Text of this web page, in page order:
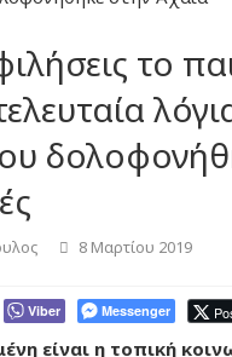
το
8 Μαρτίου 2019
Viber Messenger
είναι η τοπική